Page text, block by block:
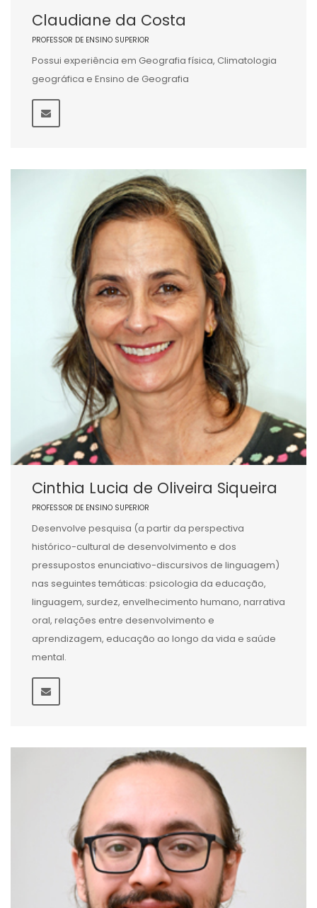
Claudiane da Costa
PROFESSOR DE ENSINO SUPERIOR
Possui experiência em Geografia física, Climatologia
geográfica e Ensino de Geografia
Cinthia Lucia de Oliveira Siqueira
PROFESSOR DE ENSINO SUPERIOR
Desenvolve pesquisa (a partir da perspectiva
histórico-cultural de desenvolvimento e dos
pressupostos enunciativo-discursivos de linguagem)
nas seguintes temáticas: psicologia da educação,
linguagem, surdez, envelhecimento humano, narrativa
oral, relações entre desenvolvimento e
aprendizagem, educação ao longo da vida e saúde
mental.